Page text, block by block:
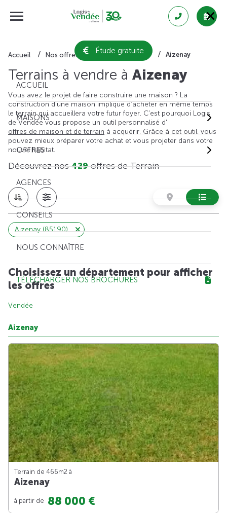
Étude gratuite
ACCUEIL
MAISONS
OFFRES
AGENCES
CONSEILS
NOUS CONNAÎTRE
TÉLÉCHARGER NOS BROCHURES
Accueil Nos offres de terrain Vendée Aizenay
Terrains à vendre à Aizenay
Vous avez le projet de faire construire une maison ? La
construction d'une maison implique d'acheter en même temps
le terrain qui accueillera votre futur foyer. C'est pourquoi Logis
de Vendée vous propose un outil personnalisé d'
offres de maison et de terrain à acquérir. Grâce à cet outil, vous
pouvez mieux préparer votre achat et vous projeter dans votre
nouvel habitat.
Découvrez nos429offres de Terrain
Aizenay (85190)
Choisissez un département pour afficher
les offres
Vendée
Aizenay
Terrain de 466m2 à
Aizenay
à partir de 88 000 €